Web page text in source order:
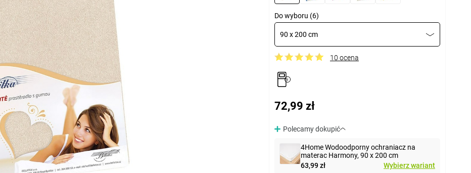
Do wyboru (6)
90 x 200 cm
10 ocena
72,99 zł
Polecamy dokupić
4Home Wodoodporny ochraniacz na
materac Harmony, 90 x 200 cm
63,99 zł
Wybierz wariant